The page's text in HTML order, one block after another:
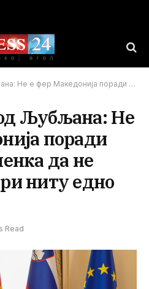
една земја членка да не може да отвори ниту едно поглавје
Љубљана: Не
поради
да не
ниту едно
Read